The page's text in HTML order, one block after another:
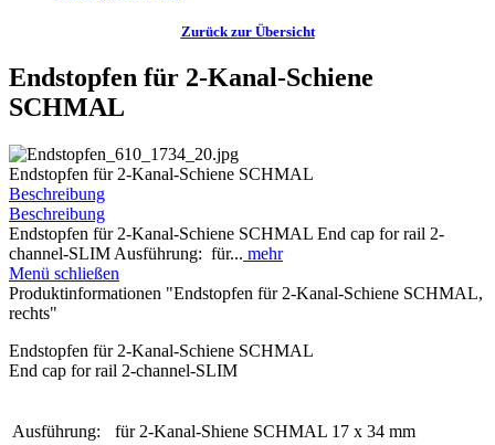
Zurück zur Übersicht
Endstopfen für 2-Kanal-Schiene
SCHMAL
Endstopfen für 2-Kanal-Schiene SCHMAL
Beschreibung
Beschreibung
Endstopfen für 2-Kanal-Schiene SCHMAL End cap for rail 2-
channel-SLIM Ausführung: für... mehr
Menü schließen
Produktinformationen "Endstopfen für 2-Kanal-Schiene SCHMAL,
rechts"
Endstopfen für 2-Kanal-Schiene SCHMAL
End cap for rail 2-channel-SLIM
Ausführung: für 2-Kanal-Shiene SCHMAL 17 x 34 mm